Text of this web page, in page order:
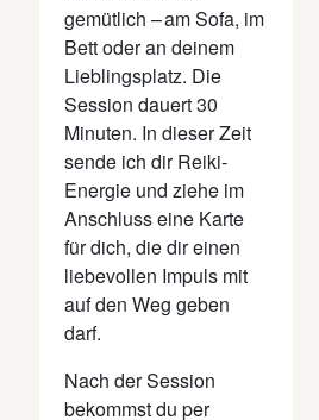
gemütlich – am Sofa, im
Bett oder an deinem
Lieblingsplatz. Die
Session dauert 30
Minuten. In dieser Zeit
sende ich dir Reiki-
Energie und ziehe im
Anschluss eine Karte
für dich, die dir einen
liebevollen Impuls mit
auf den Weg geben
darf.
Nach der Session
bekommst du per